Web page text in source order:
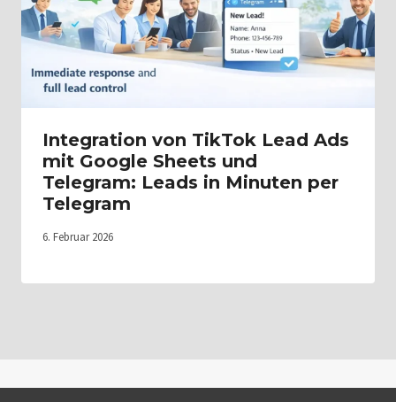
Integration von TikTok Lead Ads
mit Google Sheets und
Telegram: Leads in Minuten per
Telegram
6. Februar 2026